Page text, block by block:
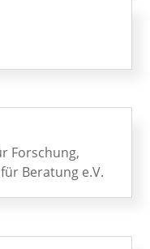
Forschung,
Beratung e.V.